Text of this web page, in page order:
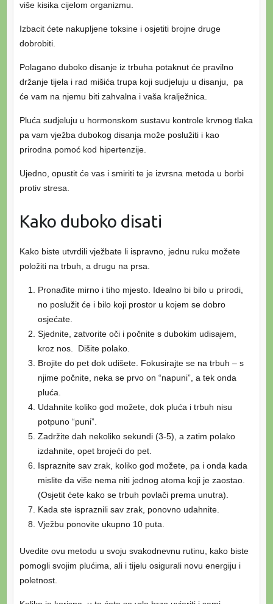
više kisika cijelom organizmu.
Izbacit ćete nakupljene toksine i osjetiti brojne druge
dobrobiti.
Polagano duboko disanje iz trbuha potaknut će pravilno
držanje tijela i rad mišića trupa koji sudjeluju u disanju, pa
će vam na njemu biti zahvalna i vaša kralježnica.
Pluća sudjeluju u hormonskom sustavu kontrole krvnog tlaka
pa vam vježba dubokog disanja može poslužiti i kao
prirodna pomoć kod hipertenzije.
Ujedno, opustit će vas i smiriti te je izvrsna metoda u borbi
protiv stresa.
Kako duboko disati
Kako biste utvrdili vježbate li ispravno, jednu ruku možete
položiti na trbuh, a drugu na prsa.
Pronađite mirno i tiho mjesto. Idealno bi bilo u prirodi,
no poslužit će i bilo koji prostor u kojem se dobro
osjećate.
Sjednite, zatvorite oči i počnite s dubokim udisajem,
kroz nos. Dišite polako.
Brojite do pet dok udišete. Fokusirajte se na trbuh – s
njime počnite, neka se prvo on “napuni”, a tek onda
pluća.
Udahnite koliko god možete, dok pluća i trbuh nisu
potpuno “puni”.
Zadržite dah nekoliko sekundi (3-5), a zatim polako
izdahnite, opet brojeći do pet.
Ispraznite sav zrak, koliko god možete, pa i onda kada
mislite da više nema niti jednog atoma koji je zaostao.
(Osjetit ćete kako se trbuh povlači prema unutra).
Kada ste ispraznili sav zrak, ponovno udahnite.
Vježbu ponovite ukupno 10 puta.
Uvedite ovu metodu u svoju svakodnevnu rutinu, kako biste
pomogli svojim plućima, ali i tijelu osigurali novu energiju i
poletnost.